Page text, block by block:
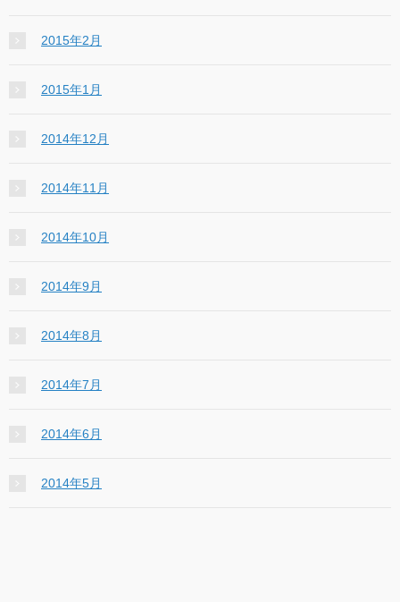
2015年2月
2015年1月
2014年12月
2014年11月
2014年10月
2014年9月
2014年8月
2014年7月
2014年6月
2014年5月